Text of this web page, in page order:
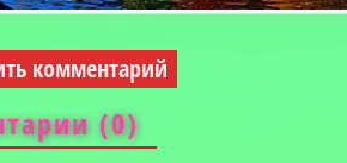
комментарий
(0)